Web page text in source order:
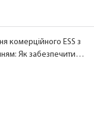
комерційного ESS з
Як забезпечити